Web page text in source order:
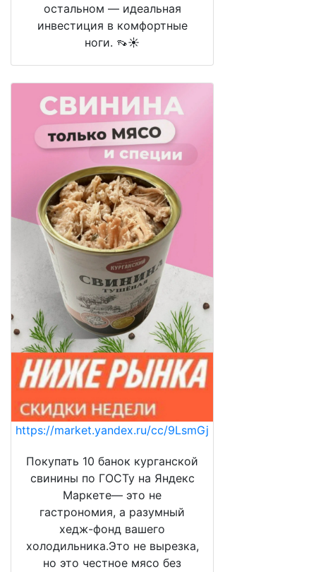
остальном — идеальная
инвестиция в комфортные
ноги. 👡☀️
https://market.yandex.ru/cc/9LsmGj
Покупать 10 банок курганской
свинины по ГОСТу на Яндекс
Маркете— это не
гастрономия, а разумный
хедж-фонд вашего
холодильника.Это не вырезка,
но это честное мясо без